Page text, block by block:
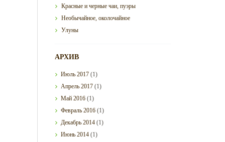
Красные и черные чаи, пуэры
Необычайное, околочайное
Улуны
АРХИВ
Июль2017 (1)
Апрель2017 (1)
Май2016 (1)
Февраль2016 (1)
Декабрь2014 (1)
Июнь2014 (1)